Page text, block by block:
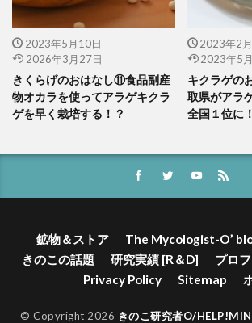
2023年5月10日
2026年3月27日
きくらげのおはなし⑪食品副産
物オカラを使ってアラゲキクラ
ゲを早く栽培する！？
2023年2
2023年5
キクラゲの
取県がアラ
全国１位に
鉱物＆ストア
The Mycologist-O’
きのこの話題
研究実績 [R＆D] プロ
Privacy Policy
Sitemap
© Copyright 2026 きのこ研究者O/